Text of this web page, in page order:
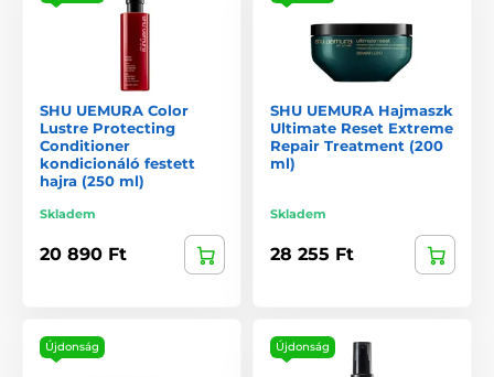
SHU UEMURA Color
Lustre Protecting
Conditioner
kondicionáló festett
hajra (250 ml)
Skladem
20 890 Ft
SHU UEMURA Hajmaszk
Ultimate Reset Extreme
Repair Treatment (200
ml)
Skladem
28 255 Ft
Újdonság Újdonság